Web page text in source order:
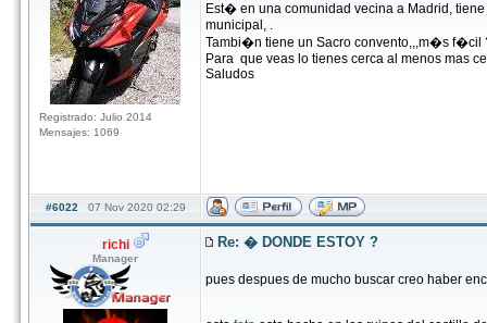
Registrado: Julio 2014
Mensajes: 1069
Est� en una comunidad vecina a Madrid,
municipal, .
Tambi�n tiene un Sacro convento,,,m�s f�cil
Para que veas lo tienes cerca al menos mas
Saludos
#6022 07 Nov 2020 02:29
richi
Manager
Re: � DONDE ESTOY ?
pues despues de mucho buscar creo haber